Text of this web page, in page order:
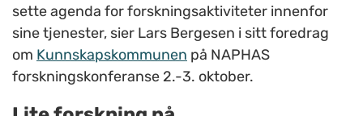
sette agenda for forskningsaktiviteter innenfor
sine tjenester, sier Lars Bergesen i sitt foredrag
om Kunnskapskommunen på NAPHAS
forskningskonferanse 2.-3. oktober.